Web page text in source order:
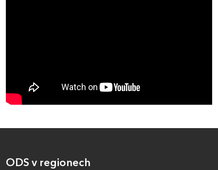
ODS v regionech